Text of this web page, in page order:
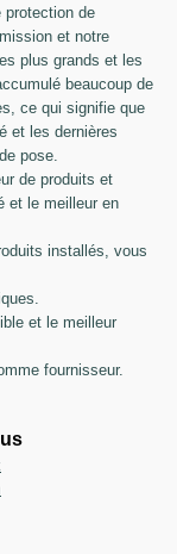
protection de
et notre
plus grands et les
beaucoup de
ce qui signifie que
et les dernières
pose.
de produits et
et le meilleur en
installés, vous
et le meilleur
fournisseur.